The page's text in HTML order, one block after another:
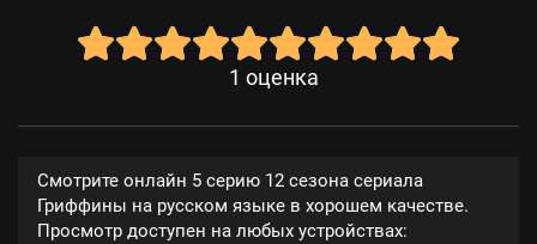
1 оценка
Смотрите онлайн 5 серию 12 сезона сериала
Гриффины на русском языке в хорошем качестве.
Просмотр доступен на любых устройствах: